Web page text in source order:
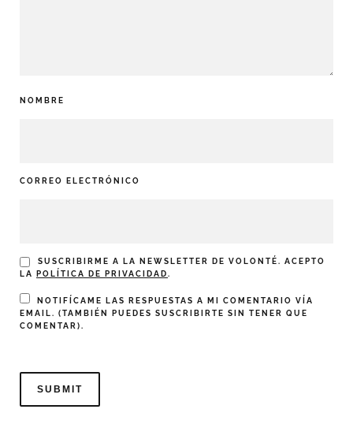
NOMBRE
CORREO ELECTRÓNICO
SUSCRIBIRME A LA NEWSLETTER DE VOLONTÉ. ACEPTO
LA
POLÍTICA DE PRIVACIDAD.
NOTIFÍCAME LAS RESPUESTAS A MI COMENTARIO VÍA
EMAIL. (TAMBIÉN PUEDES SUSCRIBIRTE SIN TENER QUE
COMENTAR).